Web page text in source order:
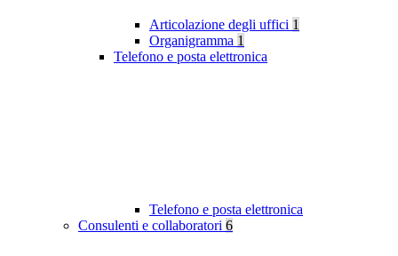
Articolazione degli uffici 1
Organigramma 1
Telefono e posta elettronica
Telefono e posta elettronica
Consulenti e collaboratori 6